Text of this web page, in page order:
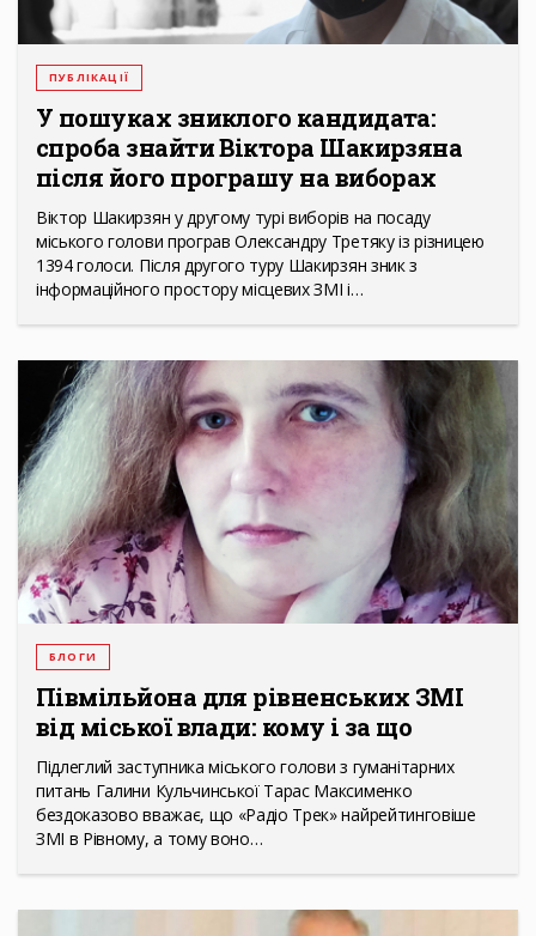
ПУБЛІКАЦІЇ
У пошуках зниклого кандидата:
спроба знайти Віктора Шакирзяна
після його програшу на виборах
Віктор Шакирзян у другому турі виборів на посаду
міського голови програв Олександру Третяку із різницею
1394 голоси. Після другого туру Шакирзян зник з
інформаційного простору місцевих ЗМІ і…
БЛОГИ
Півмільйона для рівненських ЗМІ
від міської влади: кому і за що
Підлеглий заступника міського голови з гуманітарних
питань Галини Кульчинської Тарас Максименко
бездоказово вважає, що «Радіо Трек» найрейтинговіше
ЗМІ в Рівному, а тому воно…